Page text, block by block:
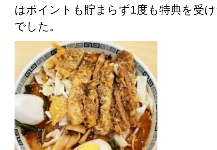
はポイントも貯まらず1度も特典を受
でした。